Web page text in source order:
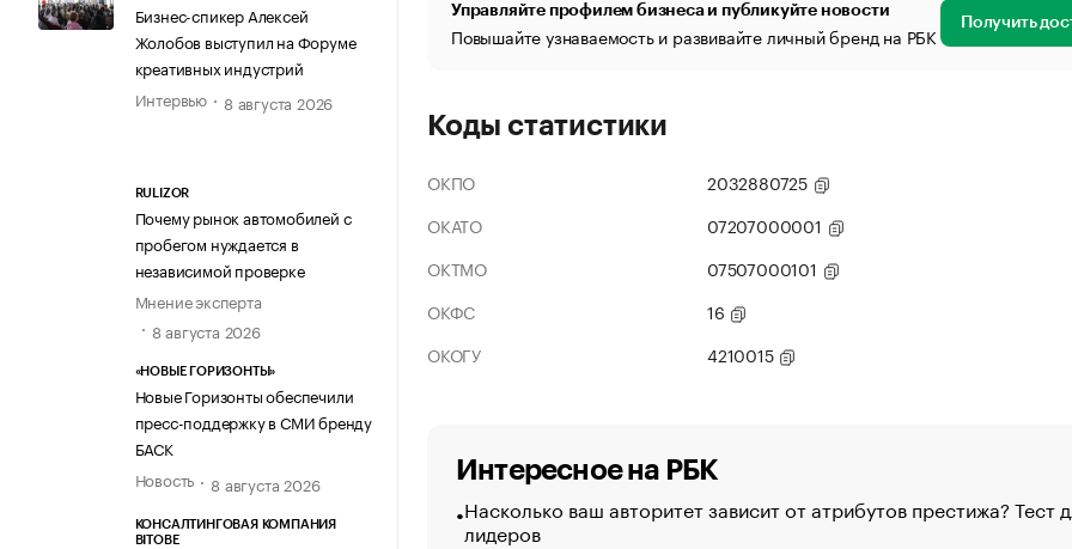
Бизнес-спикер Алексей
Жолобов выступил на Форуме
креативных индустрий
Интервью
8 августа 2026
RULIZOR
Почему рынок автомобилей с
пробегом нуждается в
независимой проверке
Мнение эксперта
8 августа 2026
«НОВЫЕ ГОРИЗОНТЫ»
Новые Горизонты обеспечили
пресс-поддержку в СМИ бренду
БАСК
Новость
8 августа 2026
КОНСАЛТИНГОВАЯ КОМПАНИЯ
BITOBE
Управляйте профилем бизнеса и публикуйте новости
Повышайте узнаваемость и развивайте личный бренд на РБК Получить
Коды статистики
ОКПО
2032880725
ОКАТО
07207000001
ОКТМО
07507000101
ОКФС
16
ОКОГУ
4210015
Интересное на РБК
Насколько ваш авторитет зависит от атрибутов престижа? Тест
лидеров